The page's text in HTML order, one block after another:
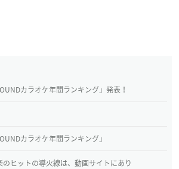
カラオケ年間ランキング」発表！
カラオケ年間ランキング」
のヒットの導火線は、動画サイトにあり